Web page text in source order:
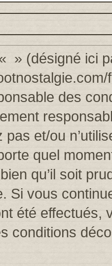
» (désigné ici
des
pas et/ou
quel
qu’il soit
Si vous
été effectués,
conditions